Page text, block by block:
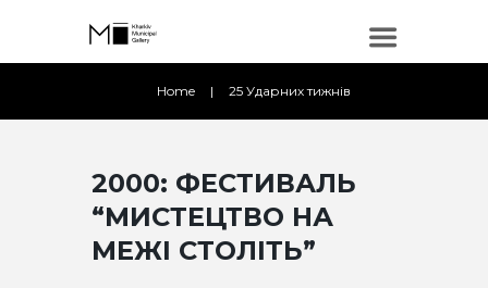
Home 25 Ударних тижнів
2000: ФЕСТИВАЛЬ
“МИСТЕЦТВО НА
МЕЖІ СТОЛІТЬ”